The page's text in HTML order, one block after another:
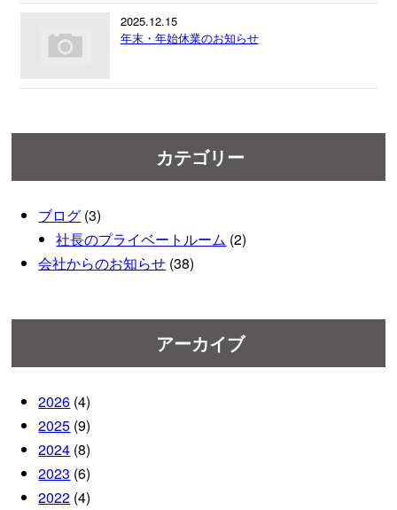
2025.12.15
年末・年始休業のお知らせ
カテゴリー
ブログ (3)
社長のプライベートルーム (2)
会社からのお知らせ (38)
アーカイブ
2026 (4)
2025 (9)
2024 (8)
2023 (6)
2022 (4)